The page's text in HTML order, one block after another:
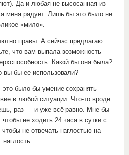
Да и любая не высосанная из
меня радует. Лишь бы это было не
«мило».
правы. А сейчас предлагаю
что вам выпала возможность
Какой бы она была?
вы бы ее использовали?
было бы умение сохранять
в любой ситуации. Что-то вроде
раз — и уже всё равно. Мне бы
чтобы не ходить 24 часа в сутки с
не отвечать наглостью на
наглость.